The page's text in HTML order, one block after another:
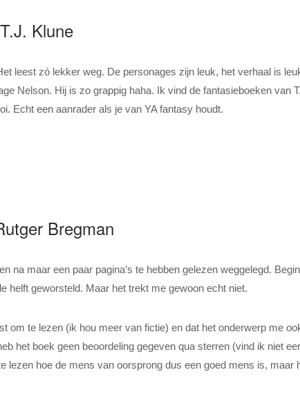
Klune
leest zó lekker weg. De personages zijn leuk, het verhaal is
Nelson. Hij is zo grappig haha. Ik vind de fantasieboeken van
Echt een aanrader als je van YA fantasy houdt.
Bregman
na maar een paar pagina’s te hebben gelezen weggelegd.
helft geworsteld. Maar het trekt me gewoon echt niet.
om te lezen (ik hou meer van fictie) en dat het onderwerp me
het boek geen beoordeling gegeven qua sterren (vind ik niet
lezen hoe de mens van oorsprong dus een goed mens is, maar